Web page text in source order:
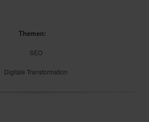
Themen:
SEO
Digitale Transformation